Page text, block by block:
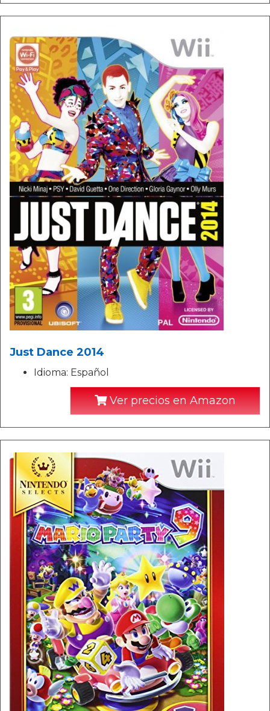
Just Dance 2014
Idioma: Español
Ver precios en Amazon